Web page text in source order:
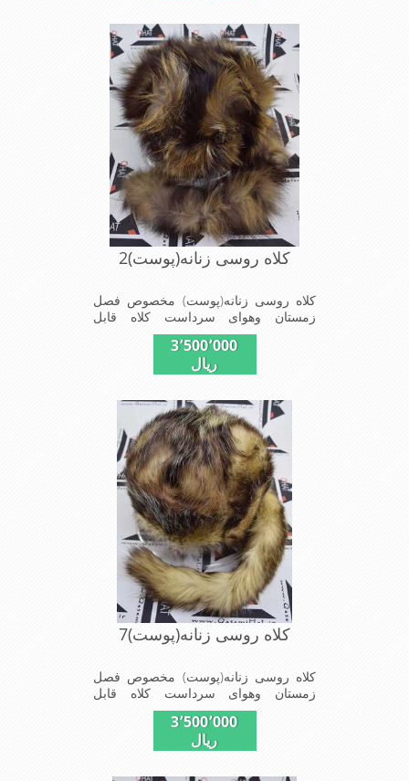
باشدبه همین دلیل به راحتی درسوزهای
سرد زمستانی تمامی سروپشت گردن رو
گرم نگاه می دارد
کلاه روسی زنانه(پوست)2
کلاه روسی زنانه(پوست) مخصوص فصل
زمستان وهوای سرداست کلاه قابل
استفاده درسایزهای 58-59می باشد(فری
سایز)وجنس این کلاه ازپوست طبیی(خَز)
تهیه شده است وآستری آن ازجنس ساتن
باشدبه همین دلیل به راحتی درسوزهای
سرد زمستانی تمامی سروپشت گردن رو
گرم نگاه می دارد
3٬500٬000
ریال
کلاه روسی زنانه(پوست)7
کلاه روسی زنانه(پوست) مخصوص فصل
زمستان وهوای سرداست کلاه قابل
استفاده درسایزهای 58-59می باشد(فری
سایز)وجنس این کلاه ازپوست طبیی(خَز)
تهیه شده است وآستری آن ازجنس ساتن
باشدبه همین دلیل به راحتی درسوزهای
3٬500٬000
ریال